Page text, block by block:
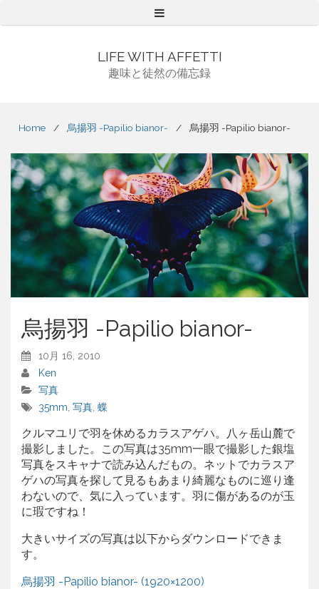
Menu
LIFE WITH AFFETTI
趣味と徒然の備忘録
Home / 烏揚羽 -Papilio bianor- / 烏揚羽 -Papilio bianor-
烏揚羽 -Papilio bianor-
10月 16, 2010
Ken
写真
35mm 写真 蝶
クルマユリで羽を休めるカラスアゲハ。八ヶ岳山麓で
撮影しました。この写真は35mm一眼で撮影した銀塩
写真をスキャナで読み込んだもの。ネットでカラスア
ゲハの写真を探して見るもあまり綺麗なものに巡り逢
わないので、気に入っています。羽に傷があるのが玉
に瑕ですね！
大きいサイズの写真は以下からダウンロードできま
す。
烏揚羽 -Papilio bianor- (1920×1200)